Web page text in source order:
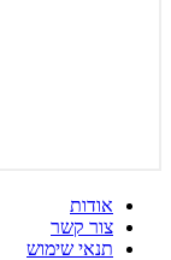
אודות
צור קשר
תנאי שימוש